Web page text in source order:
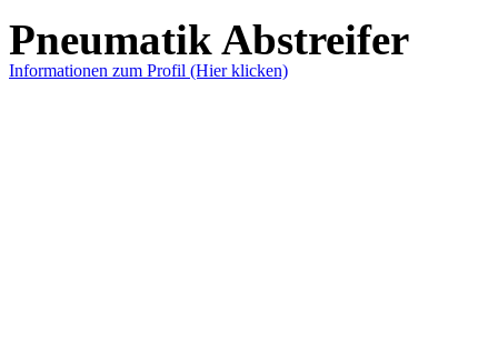
Pneumatik Abstreifer
Informationen zum Profil (Hier klicken)